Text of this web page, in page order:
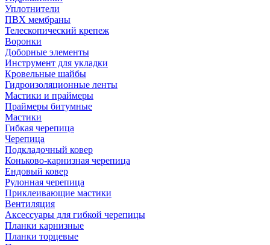
Уплотнители
ПВХ мембраны
Телескопический крепеж
Воронки
Доборные элементы
Инструмент для укладки
Кровельные шайбы
Гидроизоляционные ленты
Мастики и праймеры
Праймеры битумные
Мастики
Гибкая черепица
Черепица
Подкладочный ковер
Коньково-карнизная черепица
Ендовый ковер
Рулонная черепица
Приклеивающие мастики
Вентиляция
Аксессуары для гибкой черепицы
Планки карнизные
Планки торцевые